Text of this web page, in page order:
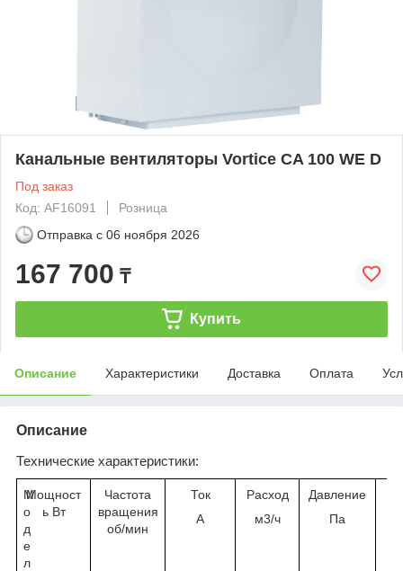
Канальные вентиляторы Vortice CA 100 WE D
Под заказ
Код: AF16091
Розница
Отправка с 06 ноября 2026
167 700 ₸
Купить
Описание Характеристики Доставка Оплата
Описание
Технические характеристики:
М
о
д
е
л
Мощност
ь Вт
Частота
вращения
об/мин
Ток
А
Расход
м3/ч
Давление
Па